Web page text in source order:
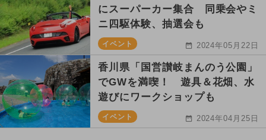
にスーパーカー集合 同乗会やミ
ニ四駆体験、抽選会も
イベント 2024年05月22日
香川県「国営讃岐まんのう公園」
でGWを満喫！ 遊具＆花畑、水
遊びにワークショップも
イベント 2024年04月25日